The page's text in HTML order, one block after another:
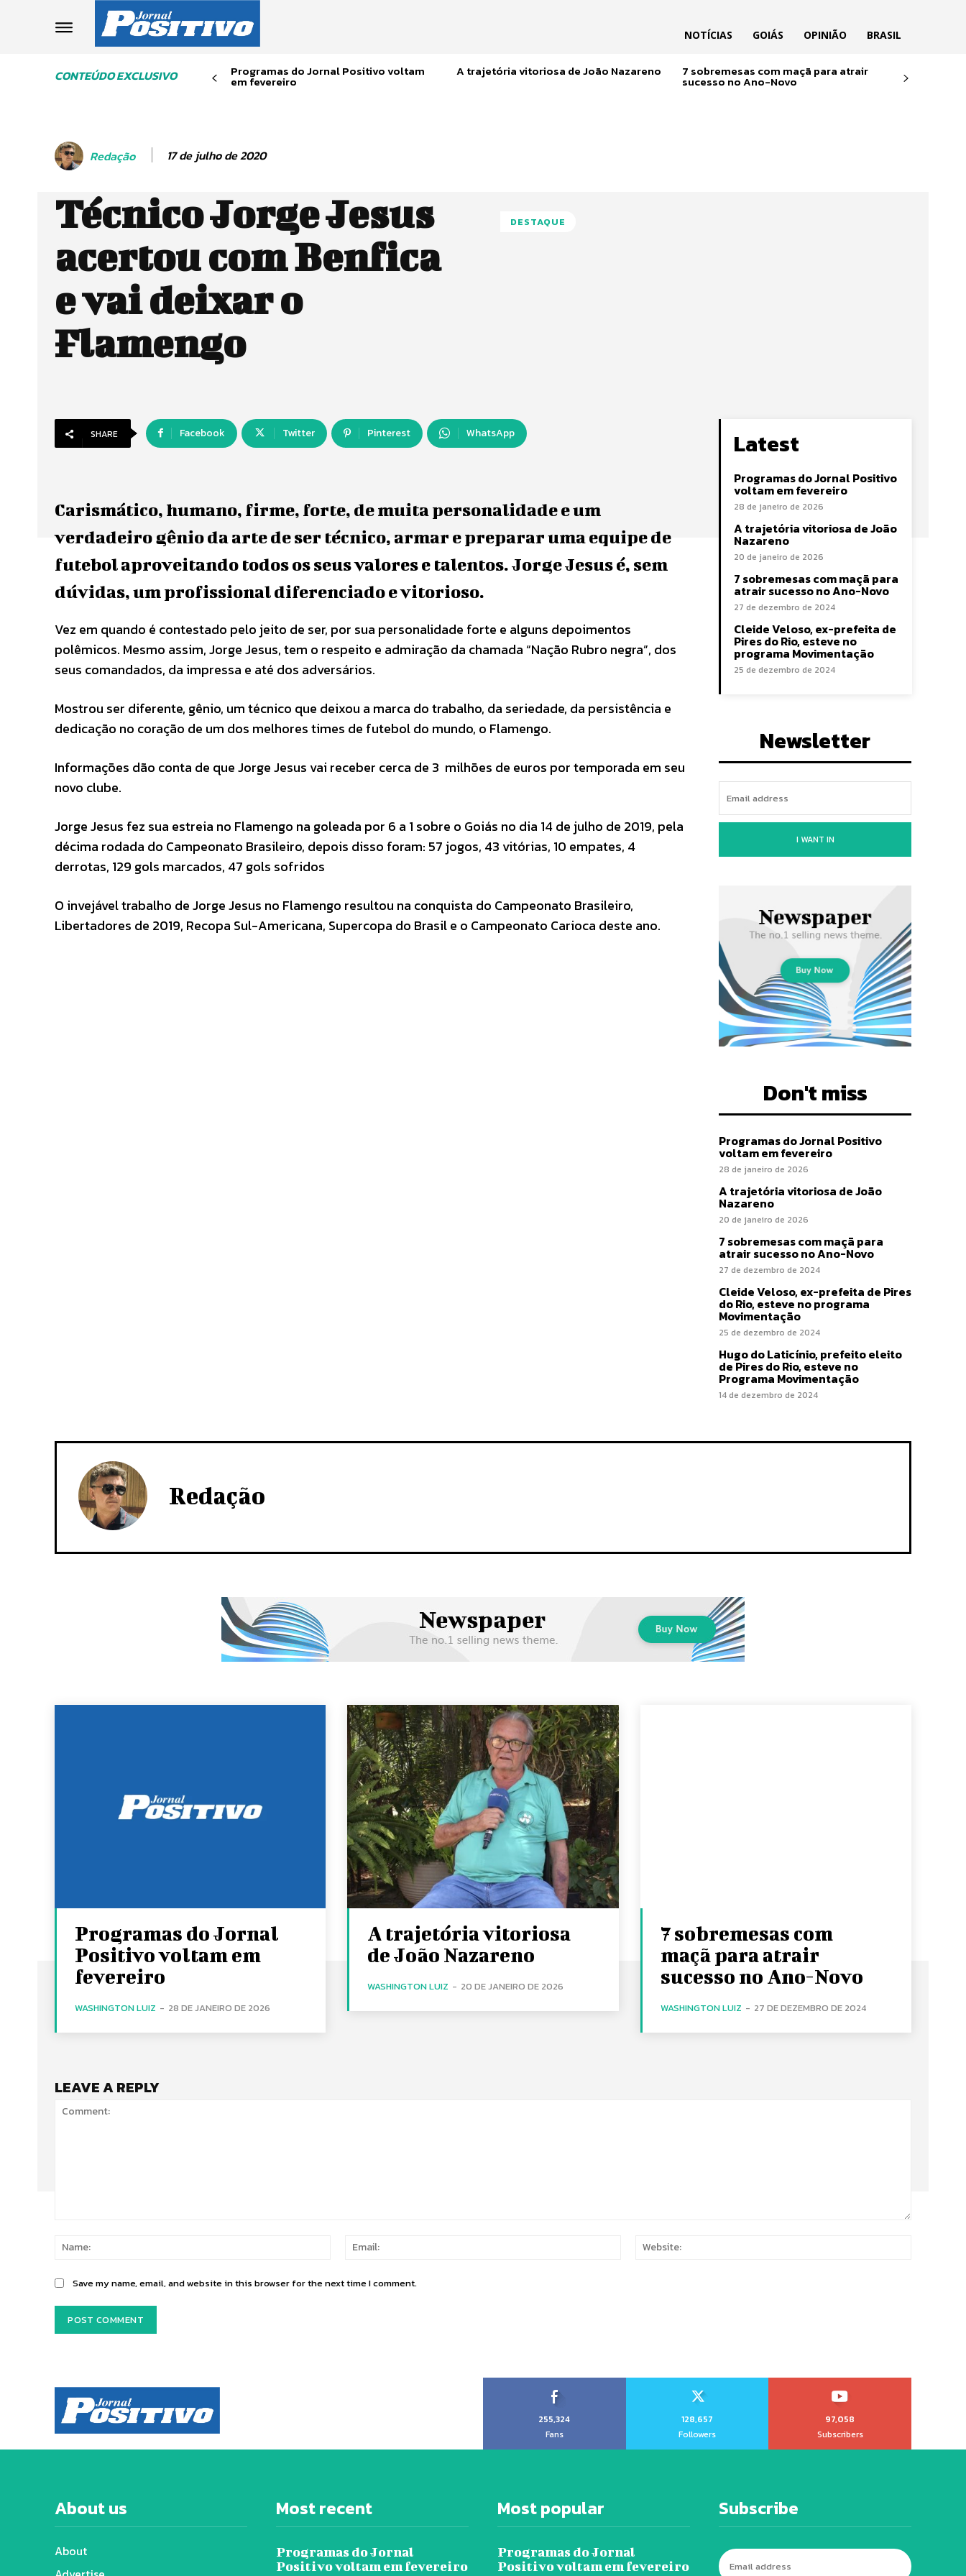
NOTÍCIAS GOIÁS OPINIÃO BRASIL
CONTEÚDO EXCLUSIVO Programas do Jornal Positivo voltam
em fevereiro
A trajetória vitoriosa de João Nazareno 7 sobremesas com maçã para atrair
sucesso no Ano-Novo
Redação 17 de julho de 2020
Técnico Jorge Jesus
acertou com Benfica
e vai deixar o
Flamengo
DESTAQUE
SHARE Facebook Twitter Pinterest WhatsApp
Carismático, humano, firme, forte, de muita personalidade e um
verdadeiro gênio da arte de ser técnico, armar e preparar uma equipe de
futebol aproveitando todos os seus valores e talentos. Jorge Jesus é, sem
dúvidas, um profissional diferenciado e vitorioso.
Vez em quando é contestado pelo jeito de ser, por sua personalidade forte e alguns depoimentos
polêmicos. Mesmo assim, Jorge Jesus, tem o respeito e admiração da chamada “Nação Rubro negra”, dos
seus comandados, da impressa e até dos adversários.
Mostrou ser diferente, gênio, um técnico que deixou a marca do trabalho, da seriedade, da persistência e
dedicação no coração de um dos melhores times de futebol do mundo, o Flamengo.
Informações dão conta de que Jorge Jesus vai receber cerca de 3 milhões de euros por temporada em seu
novo clube.
Jorge Jesus fez sua estreia no Flamengo na goleada por 6 a 1 sobre o Goiás no dia 14 de julho de 2019, pela
décima rodada do Campeonato Brasileiro, depois disso foram: 57 jogos, 43 vitórias, 10 empates, 4
derrotas, 129 gols marcados, 47 gols sofridos
O invejável trabalho de Jorge Jesus no Flamengo resultou na conquista do Campeonato Brasileiro,
Libertadores de 2019, Recopa Sul-Americana, Supercopa do Brasil e o Campeonato Carioca deste ano.
Latest
Programas do Jornal Positivo
voltam em fevereiro
28 de janeiro de 2026
A trajetória vitoriosa de João
Nazareno
20 de janeiro de 2026
7 sobremesas com maçã para
atrair sucesso no Ano-Novo
27 de dezembro de 2024
Cleide Veloso, ex-prefeita de
Pires do Rio, esteve no
programa Movimentação
25 de dezembro de 2024
Newsletter
I WANT IN
Don't miss
Programas do Jornal Positivo
voltam em fevereiro
28 de janeiro de 2026
A trajetória vitoriosa de João
Nazareno
20 de janeiro de 2026
7 sobremesas com maçã para
atrair sucesso no Ano-Novo
27 de dezembro de 2024
Cleide Veloso, ex-prefeita de Pires
do Rio, esteve no programa
Movimentação
25 de dezembro de 2024
Hugo do Laticínio, prefeito eleito
de Pires do Rio, esteve no
Programa Movimentação
14 de dezembro de 2024
Redação
Programas do Jornal
Positivo voltam em
fevereiro
WASHINGTON LUIZ - 28 DE JANEIRO DE 2026
A trajetória vitoriosa
de João Nazareno
WASHINGTON LUIZ - 20 DE JANEIRO DE 2026
7 sobremesas com
maçã para atrair
sucesso no Ano-Novo
WASHINGTON LUIZ - 27 DE DEZEMBRO DE 2024
LEAVE A REPLY
Name:
Email:
Save my name, email, and website in this browser for the next time I comment.
255,324
Fans
128,657
Followers
97,058
Subscribers
About us
About
Most recent
Programas do Jornal
Positivo voltam em fevereiro
Most popular
Programas do Jornal
Positivo voltam em fevereiro
Subscribe